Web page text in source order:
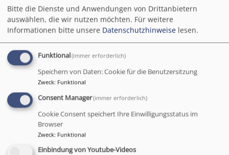
durch die Familien Flierl und Pilhofer vertreten.
Bitte die Dienste und Anwendungen von Drittanbietern
auswählen, die wir nutzen möchten. Für weitere
Informationen bitte unsere Datenschutzhinweise lesen.
Funktional(immer erforderlich)
Speichern von Daten: Cookie für die Benutzersitzung
Zweck: Funktional
Consent Manager(immer erforderlich)
Cookie Consent speichert Ihre Einwilligungsstatus im
Browser
Zweck: Funktional
Einbindung von Youtube-Videos